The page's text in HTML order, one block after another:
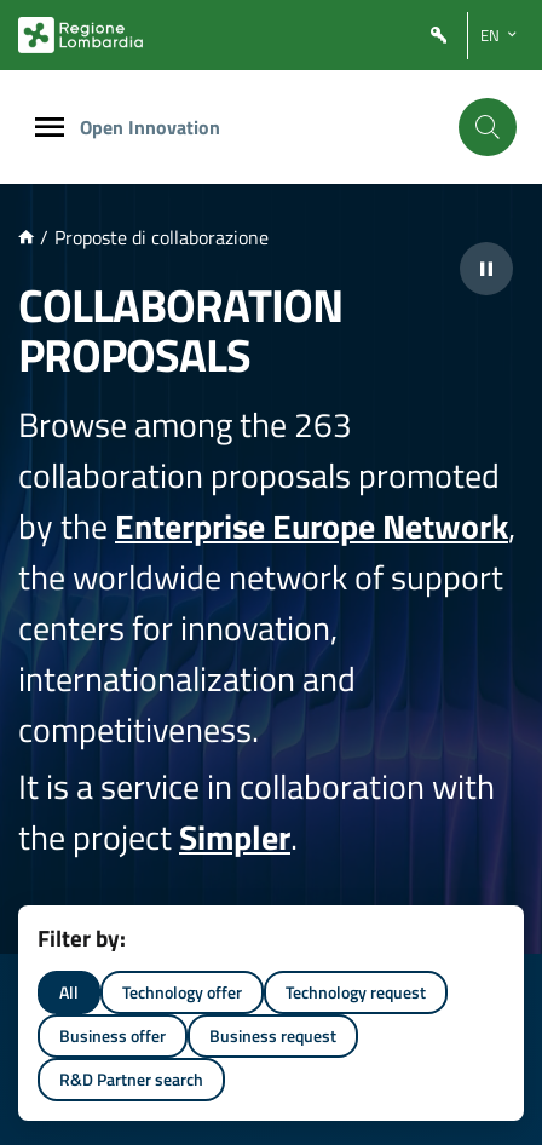
PRINCIPALE
EN
Open Innovation
/ Proposte di collaborazione
COLLABORATION
PROPOSALS
Browse among the 263
collaboration proposals promoted
by the Enterprise Europe Network,
the worldwide network of support
centers for innovation,
internationalization and
competitiveness.
It is a service in collaboration with
the projectSimpler.
Filter by:
All Technology offer
Technology request
Business offer
Business request
R&D Partner search